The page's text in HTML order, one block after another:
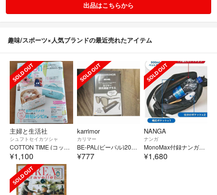
出品はこちらから
趣味/スポーツ×人気ブランドの最近売れたアイテム
主婦と生活社
シュフトセイカツシャ
COTTON TIME (コットン タイム) 2026年 07月号 [雑誌]
¥1,100
karrimor
カリマー
BE-PAL(ビーパル)2026年6月号特別付録 カリマー調光機能グラス
¥777
NANGA
ナンガ
MonoMax付録ナンガ10ポケット撥水ショルダーバック
¥1,680